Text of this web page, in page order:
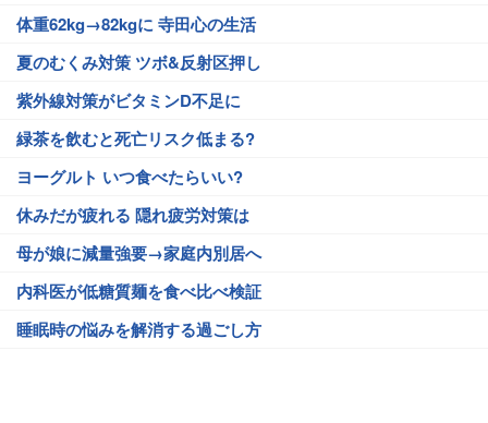
体重62kg→82kgに 寺田心の生活
夏のむくみ対策 ツボ&反射区押し
紫外線対策がビタミンD不足に
緑茶を飲むと死亡リスク低まる?
ヨーグルト いつ食べたらいい?
休みだが疲れる 隠れ疲労対策は
母が娘に減量強要→家庭内別居へ
内科医が低糖質麺を食べ比べ検証
睡眠時の悩みを解消する過ごし方